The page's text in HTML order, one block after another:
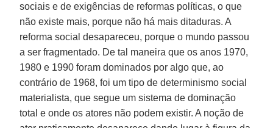
sociais e de exigências de reformas políticas, o que
não existe mais, porque não há mais ditaduras. A
reforma social desapareceu, porque o mundo passou
a ser fragmentado. De tal maneira que os anos 1970,
1980 e 1990 foram dominados por algo que, ao
contrário de 1968, foi um tipo de determinismo social
materialista, que segue um sistema de dominação
total e onde os atores não podem existir. A noção de